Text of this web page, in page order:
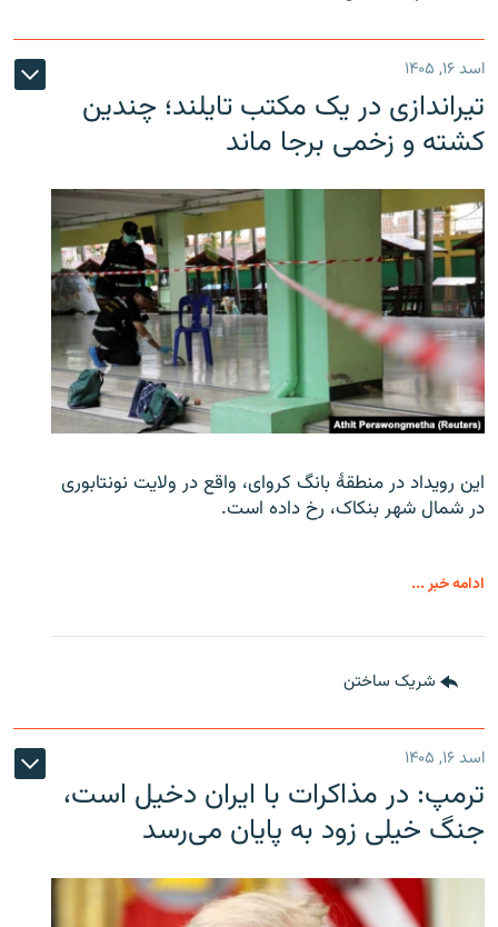
اسد ۱۶, ۱۴۰۵
تیراندازی در یک مکتب تایلند؛ چندین
کشته و زخمی برجا ماند
این رویداد در منطقۀ بانگ کروای، واقع در ولایت نونتابوری
در شمال شهر بنکاک، رخ داده است.
ادامه خبر ...
شریک ساختن
اسد ۱۶, ۱۴۰۵
ترمپ: در مذاکرات با ایران دخیل است،
جنگ خیلی زود به پایان می‌رسد